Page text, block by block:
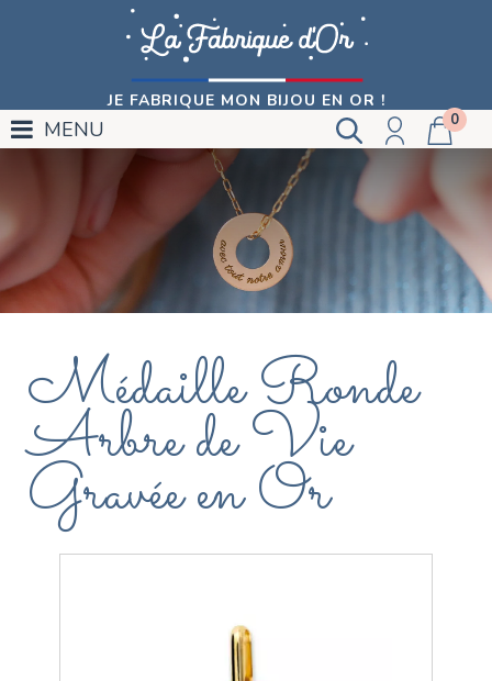
JE FABRIQUE MON BIJOU EN OR !
0
MENU
Médaille Ronde
Arbre de Vie
Gravée en Or